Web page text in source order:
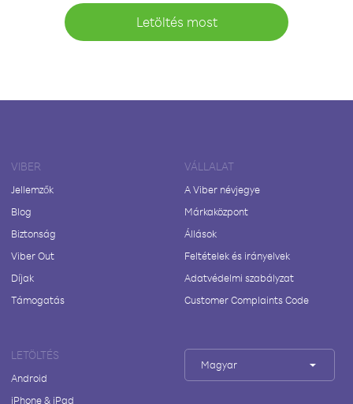
Letöltés most
VIBER
Jellemzők
Blog
Biztonság
Viber Out
Díjak
Támogatás
VÁLLALAT
A Viber névjegye
Márkaközpont
Állások
Feltételek és irányelvek
Adatvédelmi szabályzat
Customer Complaints Code
LETÖLTÉS
Android
iPhone & iPad
Magyar